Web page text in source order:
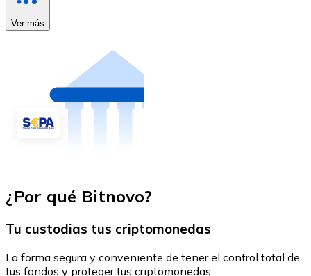
Ver más
¿Por qué Bitnovo?
Tu custodias tus criptomonedas
La forma segura y conveniente de tener el control total de
tus fondos y proteger tus criptomonedas.